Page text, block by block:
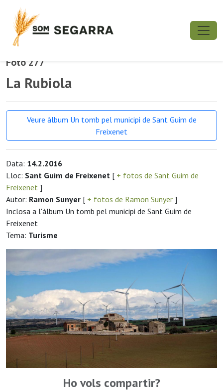
Foto 277
La Rubiola
Veure àlbum Un tomb pel municipi de Sant Guim de
Freixenet
Data: 14.2.2016
Lloc: Sant Guim de Freixenet [ + fotos de Sant Guim de
Freixenet ]
Autor: Ramon Sunyer [ + fotos de Ramon Sunyer ]
Inclosa a l'àlbum Un tomb pel municipi de Sant Guim de
Freixenet
Tema: Turisme
Ho vols compartir?